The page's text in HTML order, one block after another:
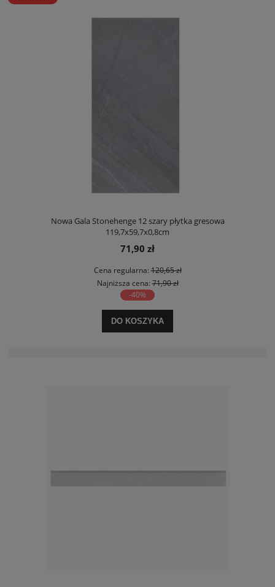
Nowa Gala Stonehenge 12 szary płytka gresowa
119,7x59,7x0,8cm
71,90 zł
Cena regularna:120,65 zł
Najniższa cena:71,90 zł
-40%
DO KOSZYKA